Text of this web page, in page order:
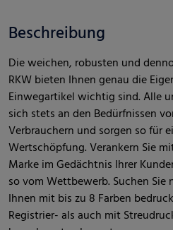
Beschreibung
Die weichen, robusten und
RKW bieten Ihnen genau die
Einwegartikel wichtig sind. Alle
sich stets an den Bedürfnissen
Verbrauchern und sorgen so für
Wertschöpfung. Verankern Sie
Marke im Gedächtnis Ihrer
so vom Wettbewerb. Suchen
Ihnen mit bis zu 8 Farben
Registrier- als auch mit